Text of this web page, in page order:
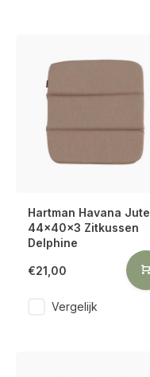
Hartman Havana Jute
44x40x3 Zitkussen
Delphine
€21,00
Vergelijk